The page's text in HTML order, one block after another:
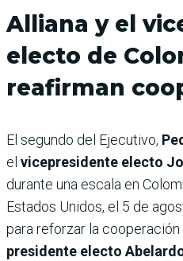
Alliana y el
electo de
reafirman
El segundo del Ejecutivo,
el vicepresidente electo
durante una escala en
Estados Unidos, el 5 de
para reforzar la cooperación
presidente electo